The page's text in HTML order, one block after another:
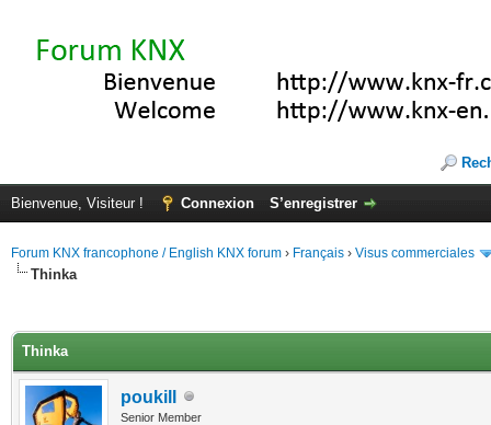
Bienvenue, Visiteur ! Connexion S’enregistrer
Forum KNX francophone / English KNX forum › Français › Visus commerciales
Thinka
Thinka
poukill
Senior Member